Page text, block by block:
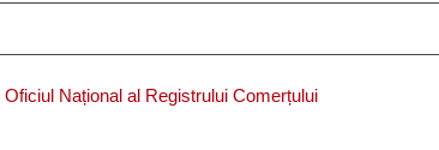
Oficiul Național al Registrului Comerțului